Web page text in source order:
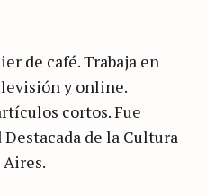
de café. Trabaja en
y online.
cortos. Fue
de la Cultura
Aires.